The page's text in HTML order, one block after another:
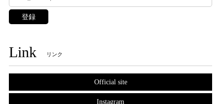
登録
Link リンク
Official site
Instagram